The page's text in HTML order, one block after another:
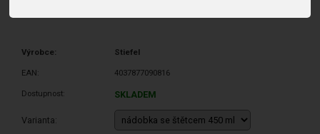
Výrobce: Stiefel
EAN: 4037877090816
Dostupnost: SKLADEM
Varianta: